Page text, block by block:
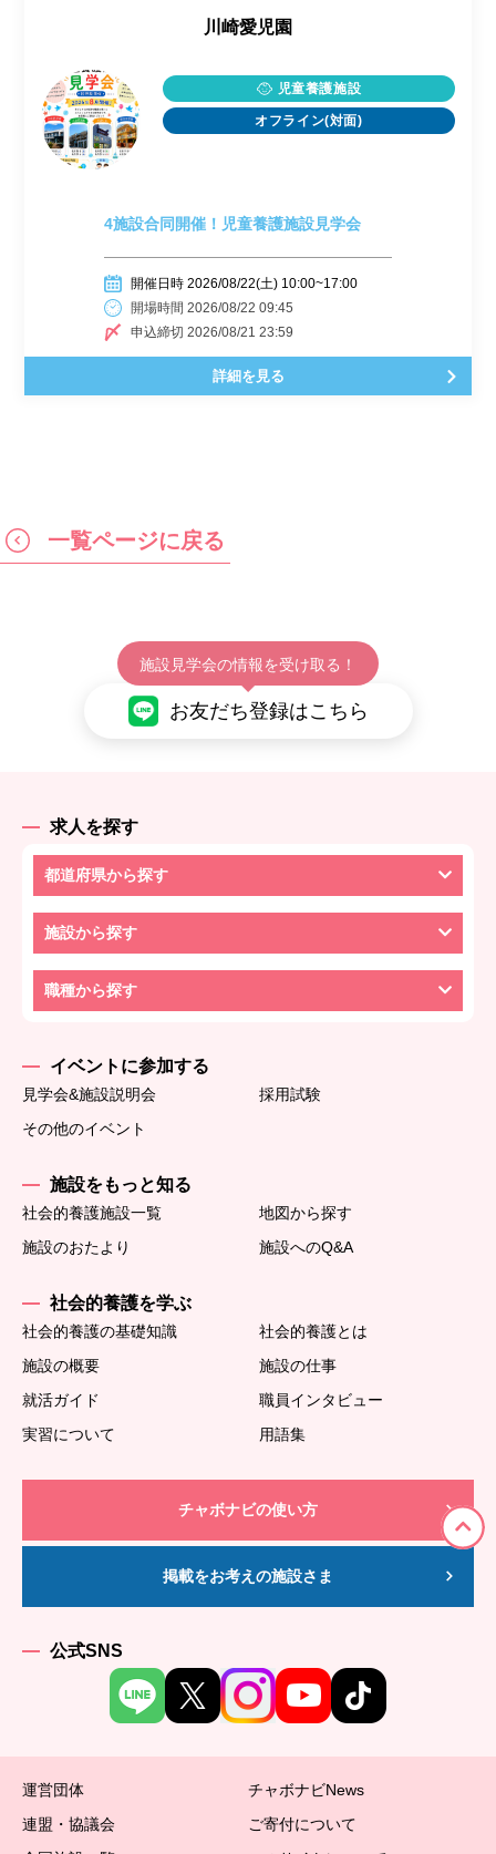
川崎愛児園
児童養護施設
オフライン(対面)
4施設合同開催！児童養護施設見学会
開催日時 2026/08/22(土) 10:00~17:00
開場時間 2026/08/22 09:45
申込締切 2026/08/21 23:59
詳細を見る
一覧ページに戻る
施設見学会の情報を受け取る！
お友だち登録はこちら
求人を探す
都道府県から探す
施設から探す
職種から探す
イベントに参加する
見学会&施設説明会
採用試験
その他のイベント
施設をもっと知る
社会的養護施設一覧
地図から探す
施設のおたより
施設へのQ&A
社会的養護を学ぶ
社会的養護の基礎知識
社会的養護とは
施設の概要
施設の仕事
就活ガイド
職員インタビュー
実習について
用語集
チャボナビの使い方
掲載をお考えの施設さま
公式SNS
運営団体
チャボナビNews
連盟・協議会
ご寄付について